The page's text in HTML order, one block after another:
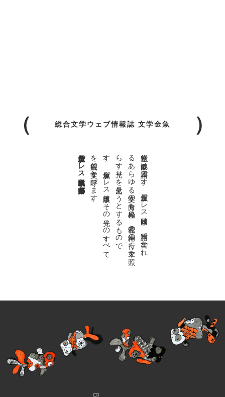
総合文学ウェブ情報誌 文学金魚
私達の
故郷は
日本語で
す
。
金魚屋プ
レ
ス
日本版は
、
日本語で
書か
れ
る
あ
ら
ゆ
る
文学の
方向を
見極め
、
私達の
精神の
行く
末を
照
ら
す
光り
を
見出そ
う
と
す
る
も
の
で
す
。
金魚屋プ
レ
ス
日本版は
そ
の
光り
の
す
べ
て
を
広義の
文学と
呼び
ま
す
。
金魚屋プレス日本版代表 齋藤都